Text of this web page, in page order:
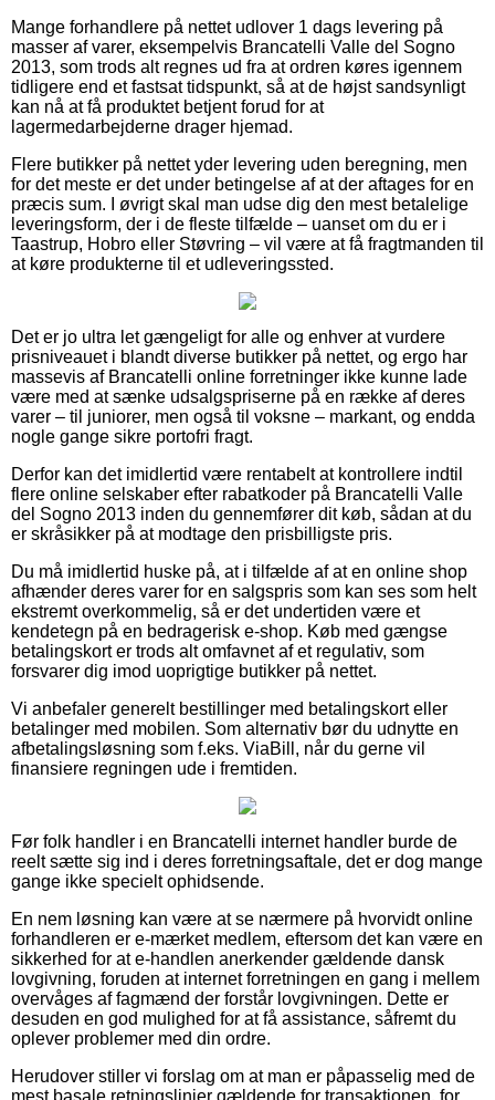
Mange forhandlere på nettet udlover 1 dags levering på
masser af varer, eksempelvis Brancatelli Valle del Sogno
2013, som trods alt regnes ud fra at ordren køres igennem
tidligere end et fastsat tidspunkt, så at de højst sandsynligt
kan nå at få produktet betjent forud for at
lagermedarbejderne drager hjemad.
Flere butikker på nettet yder levering uden beregning, men
for det meste er det under betingelse af at der aftages for en
præcis sum. I øvrigt skal man udse dig den mest betalelige
leveringsform, der i de fleste tilfælde – uanset om du er i
Taastrup, Hobro eller Støvring – vil være at få fragtmanden til
at køre produkterne til et udleveringssted.
Det er jo ultra let gængeligt for alle og enhver at vurdere
prisniveauet i blandt diverse butikker på nettet, og ergo har
massevis af Brancatelli online forretninger ikke kunne lade
være med at sænke udsalgspriserne på en række af deres
varer – til juniorer, men også til voksne – markant, og endda
nogle gange sikre portofri fragt.
Derfor kan det imidlertid være rentabelt at kontrollere indtil
flere online selskaber efter rabatkoder på Brancatelli Valle
del Sogno 2013 inden du gennemfører dit køb, sådan at du
er skråsikker på at modtage den prisbilligste pris.
Du må imidlertid huske på, at i tilfælde af at en online shop
afhænder deres varer for en salgspris som kan ses som helt
ekstremt overkommelig, så er det undertiden være et
kendetegn på en bedragerisk e-shop. Køb med gængse
betalingskort er trods alt omfavnet af et regulativ, som
forsvarer dig imod uoprigtige butikker på nettet.
Vi anbefaler generelt bestillinger med betalingskort eller
betalinger med mobilen. Som alternativ bør du udnytte en
afbetalingsløsning som f.eks. ViaBill, når du gerne vil
finansiere regningen ude i fremtiden.
Før folk handler i en Brancatelli internet handler burde de
reelt sætte sig ind i deres forretningsaftale, det er dog mange
gange ikke specielt ophidsende.
En nem løsning kan være at se nærmere på hvorvidt online
forhandleren er e-mærket medlem, eftersom det kan være en
sikkerhed for at e-handlen anerkender gældende dansk
lovgivning, foruden at internet forretningen en gang i mellem
overvåges af fagmænd der forstår lovgivningen. Dette er
desuden en god mulighed for at få assistance, såfremt du
oplever problemer med din ordre.
Herudover stiller vi forslag om at man er påpasselig med de
mest basale retningslinjer gældende for transaktionen, for